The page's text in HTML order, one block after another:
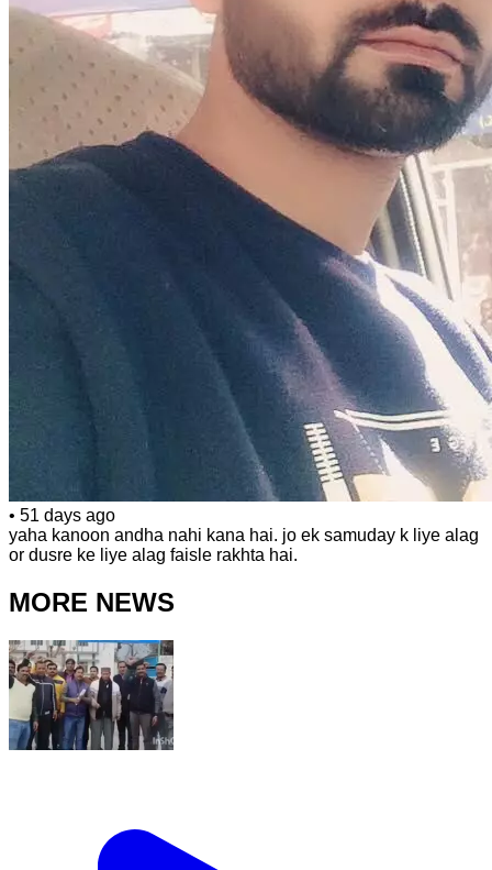
• 51 days ago
yaha kanoon andha nahi kana hai. jo ek samuday k liye alag
or dusre ke liye alag faisle rakhta hai.
MORE NEWS